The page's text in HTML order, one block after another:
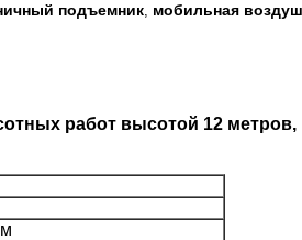
подъемник, мобильная
работ высотой 12 метров,